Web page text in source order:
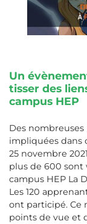
Un
tisser des
campus HEP
Des
impliquées dans
25 novembre
plus de 600 sont
campus HEP La
Les 120
ont participé. Ce
points de vue et